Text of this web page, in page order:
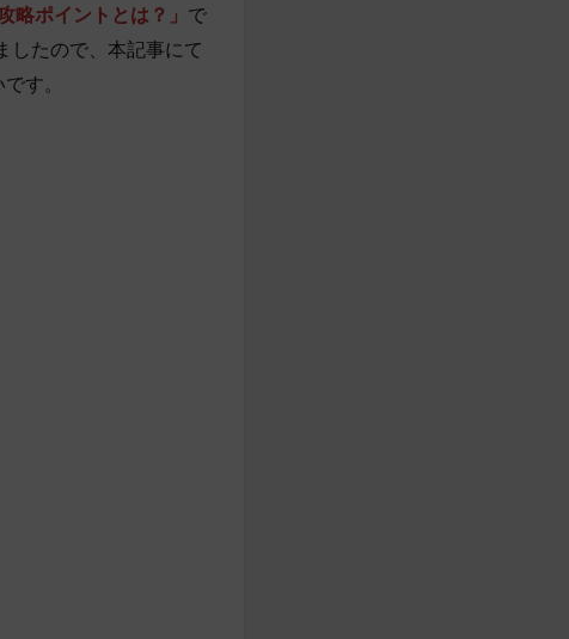
略ポイントとは？ 」 で
したので、本記事にて
す。